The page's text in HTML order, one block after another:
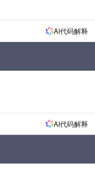
AI代码解释
AI代码解释